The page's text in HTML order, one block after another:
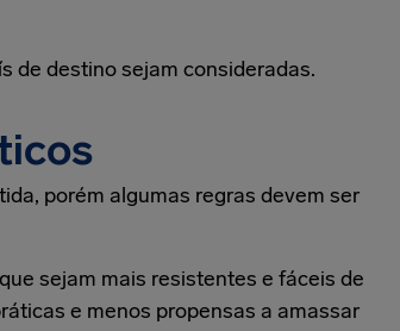
de destino sejam consideradas.
porém algumas regras devem ser
sejam mais resistentes e fáceis de
e menos propensas a amassar